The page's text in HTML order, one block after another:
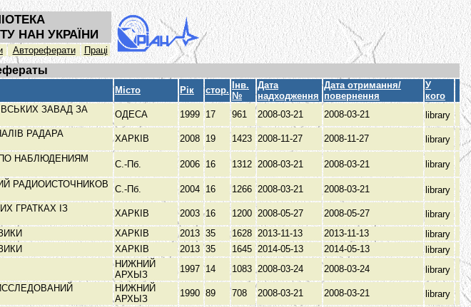
НАН УКРАЇНИ
Автореферати Праці
Місто Рік стор.
Інв.
№
Дата
надходження
Дата отримання/
повернення
У
кого
ЗАВАД ЗА
ОДЕСА 1999 17 961 2008-03-21 2008-03-21 library
РАДАРА
ХАРКІВ 2008 19 1423 2008-11-27 2008-11-27 library
НАБЛЮДЕНИЯМ
С.-Пб. 2006 16 1312 2008-03-21 2008-03-21 library
РАДИОИСТОЧНИКОВ
С.-Пб. 2004 16 1266 2008-03-21 2008-03-21 library
ГРАТКАХ ІЗ
ХАРКІВ 2003 16 1200 2008-05-27 2008-05-27
library
ХАРКІВ 2013 35 1628 2013-11-13 2013-11-13
library
ХАРКІВ 2013 35 1645 2014-05-13 2014-05-13
library
НИЖНИЙ
АРХЫЗ
1997 14 1083 2008-03-24 2008-03-24 library
НИЖНИЙ
АРХЫЗ
1990 89 708 2008-03-21 2008-03-21 library